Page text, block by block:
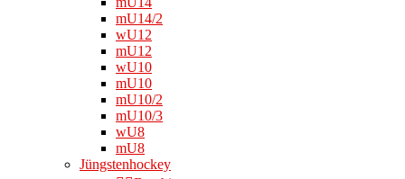
mU14/2
wU12
mU12
wU10
mU10
mU10/2
mU10/3
wU8
mU8
Jüngstenhockey